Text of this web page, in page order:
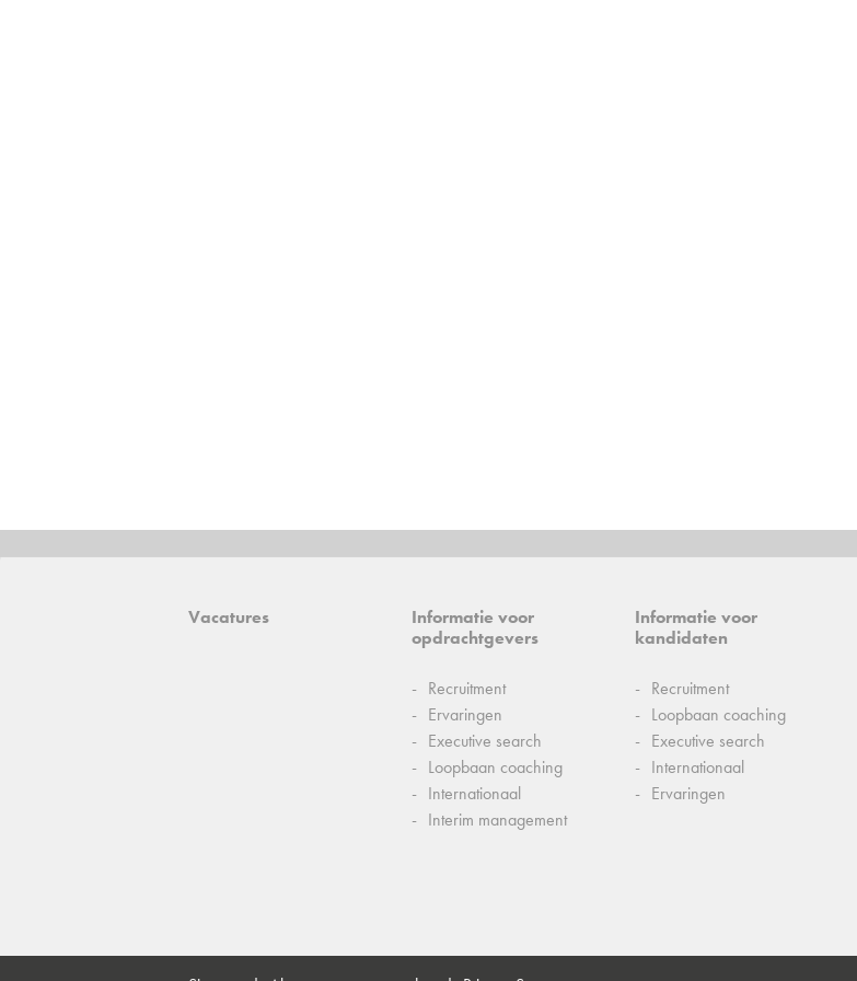
Vacatures
Informatie voor
opdrachtgevers
Recruitment
Ervaringen
Executive search
Loopbaan coaching
Internationaal
Interim management
Informatie voor
kandidaten
Recruitment
Loopbaan coaching
Executive search
Internationaal
Ervaringen